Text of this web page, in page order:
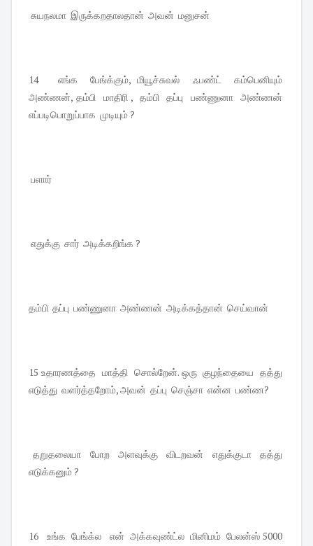
சுயநலமா இருக்கறதாலதான் அவன் மனுசன்
14 எங்க பேங்க்கும், மியூச்சுவல் ஃபண்ட் கம்பெனியும்
அண்ணன், தம்பி மாதிரி , தம்பி தப்பு பண்ணுனா அண்ணன்
எப்படிபொறுப்பாக முடியும் ?
பளார்
எதுக்கு சார் அடிக்கறிங்க ?
தம்பி தப்பு பண்ணுனா அண்ணன் அடிக்கத்தான் செய்வான்
15 உதாரணத்தை மாத்தி சொல்றேன். ஒரு குழந்தையை தத்து
எடுத்து வளர்த்தறோம், அவன் தப்பு செஞ்சா என்ன பண்ண?
தறுதலையா போற அளவுக்கு விடறவன் எதுக்குடா தத்து
எடுக்கனும் ?
16 உங்க பேங்க்ல என் அக்கவுண்ட்ல மினிமம் பேலன்ஸ் 5000